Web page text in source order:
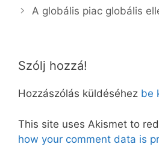
A globális piac globális
Szólj hozzá!
Hozzászólás küldéséhez be
This site uses Akismet to
how your comment data is